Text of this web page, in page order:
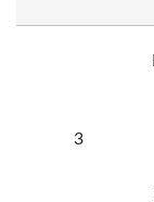
3